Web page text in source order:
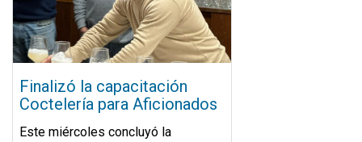
Finalizó la capacitación
Coctelería para Aficionados
Este miércoles concluyó la